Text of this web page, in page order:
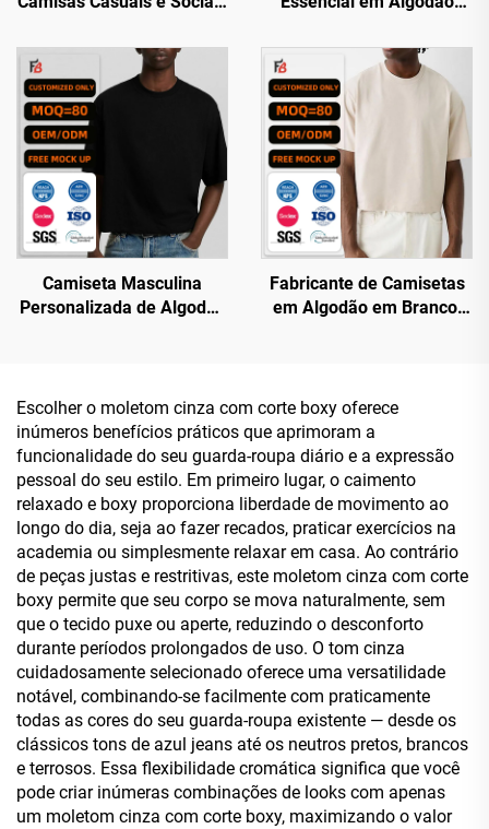
Homens, Personalizáveis
por Designers
Branco, para Fabricação
por Atacado e
Personalização, com
Gramatura de 500 g/m²
Camiseta Masculina
Personalizada de Algodão
Fabricante de Camisetas
em Algodão em Branco,
Qualidade para Homens
Escolher o moletom cinza com corte boxy oferece
inúmeros benefícios práticos que aprimoram a
funcionalidade do seu guarda-roupa diário e a expressão
pessoal do seu estilo. Em primeiro lugar, o caimento
relaxado e boxy proporciona liberdade de movimento ao
longo do dia, seja ao fazer recados, praticar exercícios na
academia ou simplesmente relaxar em casa. Ao contrário
de peças justas e restritivas, este moletom cinza com corte
boxy permite que seu corpo se mova naturalmente, sem
que o tecido puxe ou aperte, reduzindo o desconforto
durante períodos prolongados de uso. O tom cinza
cuidadosamente selecionado oferece uma versatilidade
notável, combinando-se facilmente com praticamente
todas as cores do seu guarda-roupa existente — desde os
clássicos tons de azul jeans até os neutros pretos, brancos
e terrosos. Essa flexibilidade cromática significa que você
pode criar inúmeras combinações de looks com apenas
um moletom cinza com corte boxy, maximizando o valor